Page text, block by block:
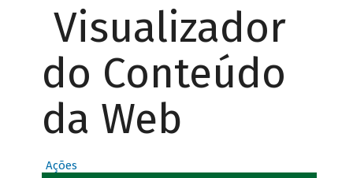
Visualizador
do Conteúdo
da Web
Ações